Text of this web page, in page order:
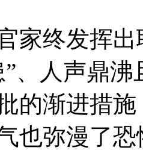
家终发挥
”、人声鼎
的渐进措
也弥漫了